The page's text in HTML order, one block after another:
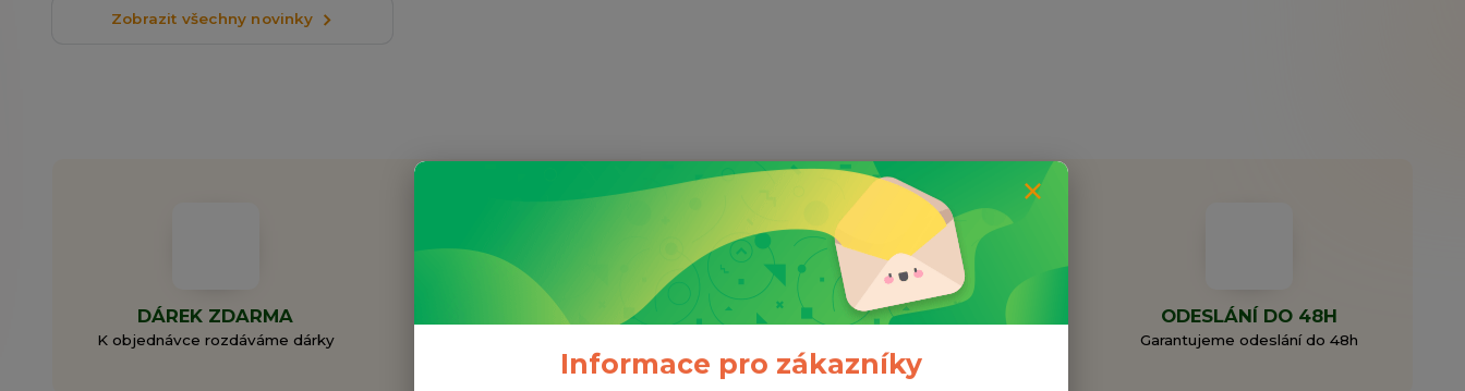
Zobrazit všechny novinky
DÁREK ZDARMA
K objednávce rozdáváme dárky
ZALOŽENO ROKU 2014 Doprava ZDARMA ODESLÁNÍ DO 48H
Garantujeme odeslání do 48h
Informace pro zákazníky